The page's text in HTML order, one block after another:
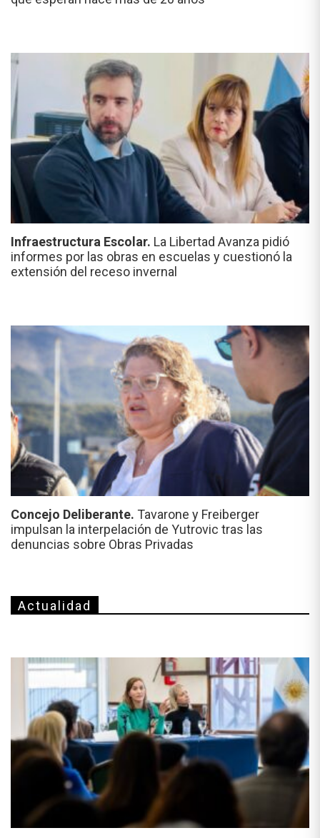
Infraestructura Escolar. La Libertad Avanza pidió
informes por las obras en escuelas y cuestionó la
extensión del receso invernal
Concejo Deliberante. Tavarone y Freiberger
impulsan la interpelación de Yutrovic tras las
denuncias sobre Obras Privadas
Actualidad